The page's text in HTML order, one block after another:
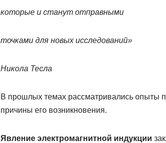
которые и станут отправными
точками для новых исследований»
Никола Тесла
В прошлых темах рассматривались опыты
причины его возникновения.
Явление электромагнитной индукции